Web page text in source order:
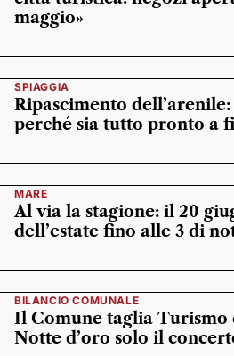
maggio»
SPIAGGIA
Ripascimento
perché sia tutto pronto a
MARE
Al via la stagione: il 20
dell’estate fino alle 3 di
BILANCIO COMUNALE
Il Comune taglia Turismo
Notte d’oro solo il